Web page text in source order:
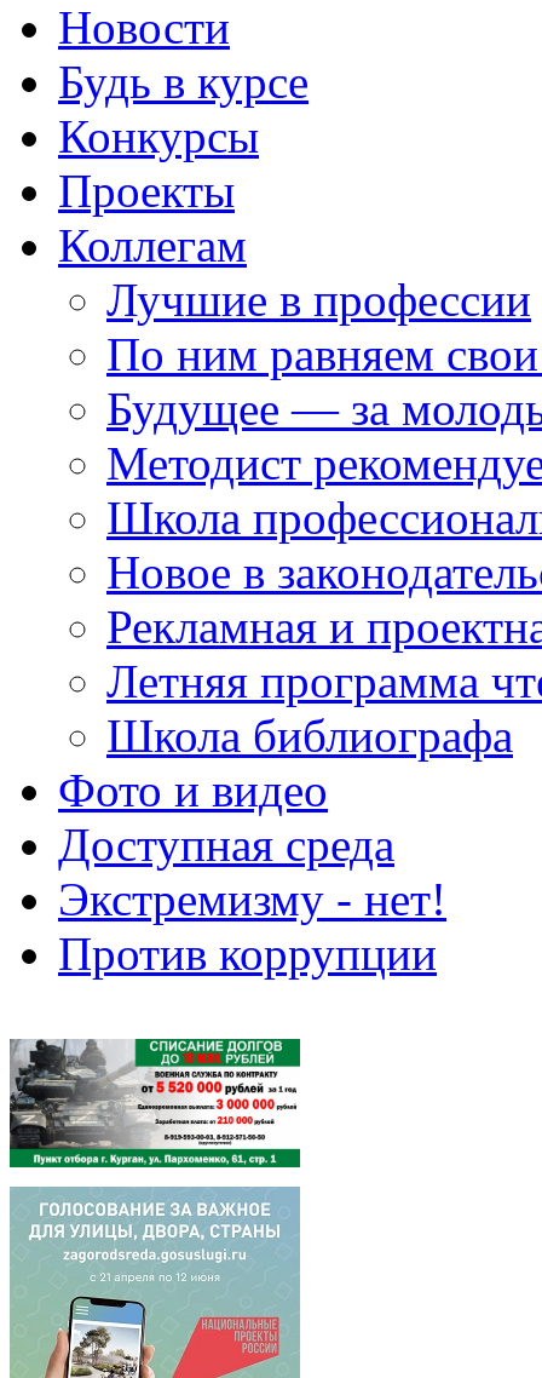
Новости
Будь в курсе
Конкурсы
Проекты
Коллегам
Лучшие в профессии
По ним равняем
Будущее — за
Методист
Школа
Новое в
Рекламная и
Летняя программа
Школа библиографа
Фото и видео
Доступная среда
Экстремизму - нет!
Против коррупции